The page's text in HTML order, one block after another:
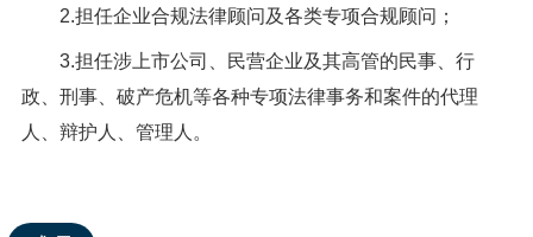
2.担任企业合规法律顾问及各类专项合规顾问；
3.担任涉上市公司、民营企业及其高管的民事、行
政、刑事、破产危机等各种专项法律事务和案件的代理
人、辩护人、管理人。